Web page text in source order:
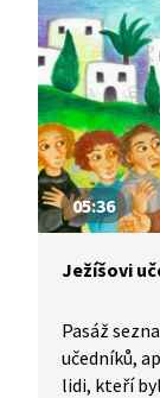
drátek a
05:36
Ježíšovi
Pasáž
učedníků,
lidi, kteří